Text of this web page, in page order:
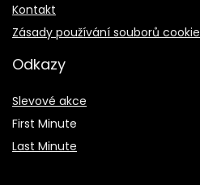
Kontakt
Zásady používání souborů cookie
Odkazy
Slevové akce
First Minute
Last Minute